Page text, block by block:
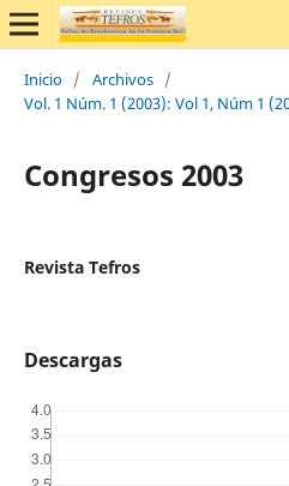
Inicio / Archivos /
Vol. 1 Núm. 1 (2003): Vol 1, Núm 1
Congresos 2003
Revista Tefros
Descargas